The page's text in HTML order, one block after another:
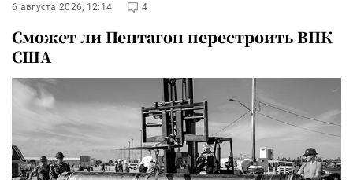
6 августа 2026, 12:14 4
Сможет ли Пентагон перестроить ВПК
США